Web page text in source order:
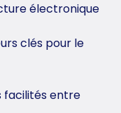
électronique
clés pour le
facilités entre